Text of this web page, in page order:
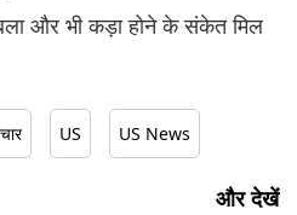
और भी कड़ा होने के संकेत मिल
US US News
और देखें